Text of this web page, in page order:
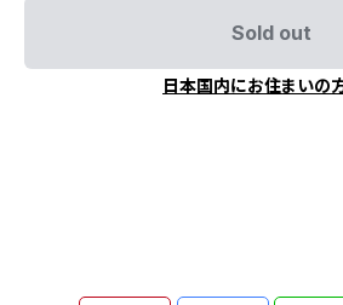
Sold out
日本国内にお住まいの